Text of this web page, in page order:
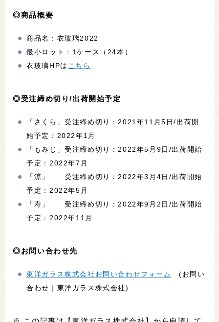
◎商品概要
商品名：衣玻璃2022
最小ロット：1ケース（24本）
衣玻璃HPは こちら
◎受注締め切り/出荷開始予定
「さくら」受注締め切り：2021年11月5日/出荷開
始予定：2022年1月
「もみじ」受注締め切り：2022年5月9日/出荷開始
予定：2022年7月
「涼」 受注締め切り：2022年3月4日/出荷開始
予定：2022年5月
「寿」 受注締め切り：2022年9月2日/出荷開始
予定：2022年11月
◎お問い合わせ先
東洋ガラス株式会社お問い合わせフォーム
(お問い
合わせ｜東洋ガラス株式会社)